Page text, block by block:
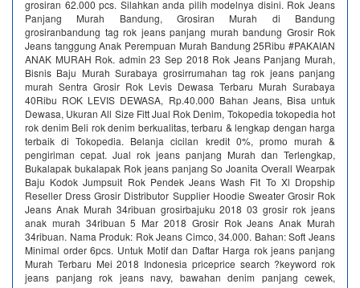
grosiran 62.000 pcs. Silahkan anda pilih modelnya disini. Rok Jeans
Panjang Murah Bandung, Grosiran Murah di Bandung
grosiranbandung tag rok jeans panjang murah bandung Grosir Rok
Jeans tanggung Anak Perempuan Murah Bandung 25Ribu #PAKAIAN
ANAK MURAH Rok. admin 23 Sep 2018 Rok Jeans Panjang Murah,
Bisnis Baju Murah Surabaya grosirrumahan tag rok jeans panjang
murah Sentra Grosir Rok Levis Dewasa Terbaru Murah Surabaya
40Ribu ROK LEVIS DEWASA, Rp.40.000 Bahan Jeans, Bisa untuk
Dewasa, Ukuran All Size Fitt Jual Rok Denim, Tokopedia tokopedia hot
rok denim Beli rok denim berkualitas, terbaru & lengkap dengan harga
terbaik di Tokopedia. Belanja cicilan kredit 0%, promo murah &
pengiriman cepat. Jual rok jeans panjang Murah dan Terlengkap,
Bukalapak bukalapak Rok jeans panjang So Joanita Overall Wearpak
Baju Kodok Jumpsuit Rok Pendek Jeans Wash Fit To Xl Dropship
Reseller Dress Grosir Distributor Supplier Hoodie Sweater Grosir Rok
Jeans Anak Murah 34ribuan grosirbajuku 2018 03 grosir rok jeans
anak murah 34ribuan 5 Mar 2018 Grosir Rok Jeans Anak Murah
34ribuan. Nama Produk: Rok Jeans Cimco, 34.000. Bahan: Soft Jeans
Minimal order 6pcs. Untuk Motif dan Daftar Harga rok jeans panjang
Murah Terbaru Mei 2018 Indonesia priceprice search ?keyword rok
jeans panjang rok jeans navy, bawahan denim panjang cewek,